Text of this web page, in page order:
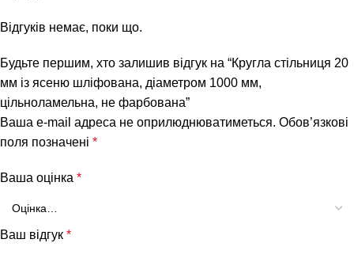
Відгуків немає, поки що.
Будьте першим, хто залишив відгук на “Кругла стільниця 20
мм із ясеню шліфована, діаметром 1000 мм,
цільноламельна, не фарбована”
Ваша e-mail адреса не оприлюднюватиметься. Обов’язкові
поля позначені *
Ваша оцінка *
Ваш відгук *